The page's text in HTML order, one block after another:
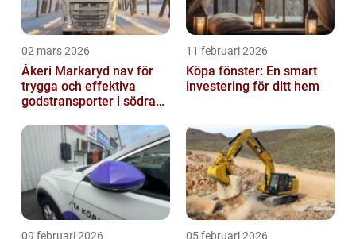
02 mars 2026
Åkeri Markaryd nav för
trygga och effektiva
godstransporter i södra
11 februari 2026
Köpa fönster: En smart
investering för ditt hem
09 februari 2026 05 februari 2026